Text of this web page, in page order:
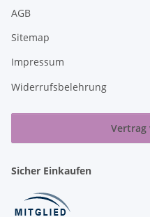
AGB
Sitemap
Impressum
Widerrufsbelehrung
Vertrag
Sicher Einkaufen